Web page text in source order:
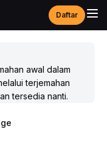
Daftar
awal dalam
terjemahan
tersedia nanti.